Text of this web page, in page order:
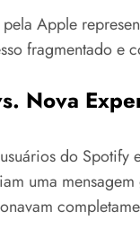
Apple
fragmentado e
Nova
do
uma